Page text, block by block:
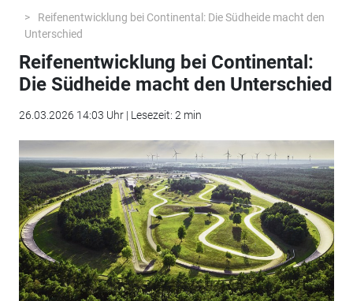
Reifenentwicklung bei Continental: Die Südheide macht den
Unterschied
Reifenentwicklung bei Continental:
Die Südheide macht den Unterschied
26.03.2026 14:03 Uhr | Lesezeit: 2 min